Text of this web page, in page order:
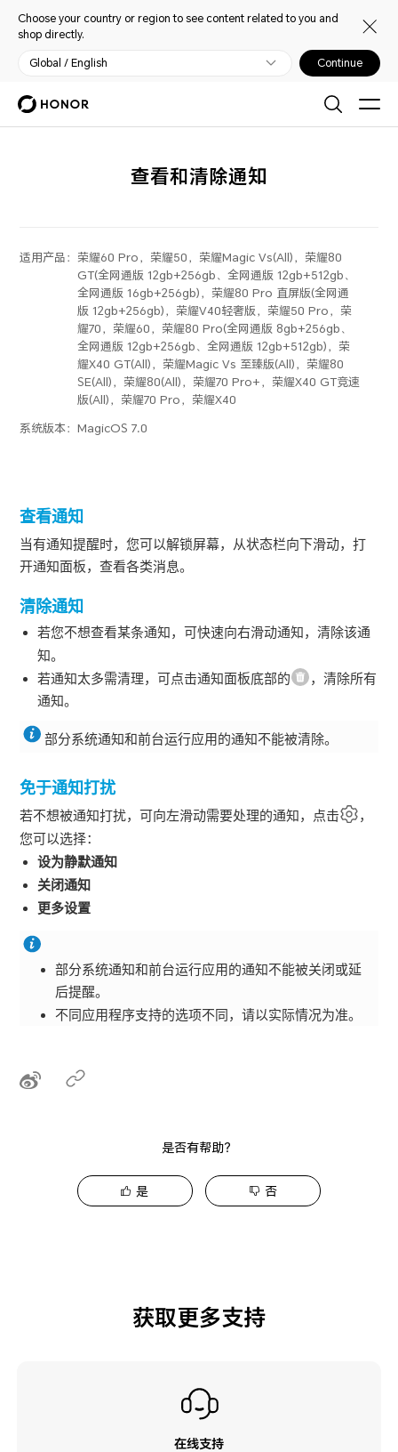
Choose your country or region to see content related to you and
shop directly.
Global / English Continue
查看和清除通知
适用产品： 荣耀60 Pro，荣耀50，荣耀Magic Vs(All)，荣耀80
GT(全网通版 12gb+256gb、全网通版 12gb+512gb、
全网通版 16gb+256gb)，荣耀80 Pro 直屏版(全网通
版 12gb+256gb)，荣耀V40轻奢版，荣耀50 Pro，荣
耀70，荣耀60，荣耀80 Pro(全网通版 8gb+256gb、
全网通版 12gb+256gb、全网通版 12gb+512gb)，荣
耀X40 GT(All)，荣耀Magic Vs 至臻版(All)，荣耀80
SE(All)，荣耀80(All)，荣耀70 Pro+，荣耀X40 GT竞速
版(All)，荣耀70 Pro，荣耀X40
系统版本：MagicOS 7.0
查看通知
当有通知提醒时，您可以解锁屏幕，从状态栏向下滑动，打
开通知面板，查看各类消息。
清除通知
若您不想查看某条通知，可快速向右滑动通知，清除该通
知。
若通知太多需清理，可点击通知面板底部的
，清除所有
通知。
部分系统通知和前台运行应用的通知不能被清除。
免于通知打扰
若不想被通知打扰，可向左滑动需要处理的通知，点击
，
您可以选择：
设为静默通知
关闭通知
更多设置
部分系统通知和前台运行应用的通知不能被关闭或延
后提醒。
不同应用程序支持的选项不同，请以实际情况为准。
是否有帮助？
是 否
获取更多支持
在线支持